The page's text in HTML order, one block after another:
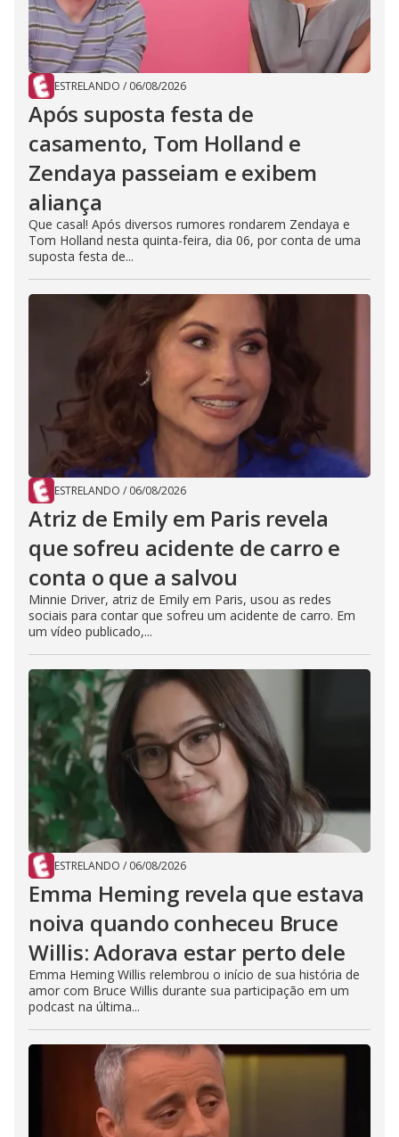
ESTRELANDO / 06/08/2026
Após suposta festa de
casamento, Tom Holland e
Zendaya passeiam e exibem
aliança
Que casal! Após diversos rumores rondarem Zendaya e
Tom Holland nesta quinta-feira, dia 06, por conta de uma
suposta festa de...
ESTRELANDO / 06/08/2026
Atriz de Emily em Paris revela
que sofreu acidente de carro e
conta o que a salvou
Minnie Driver, atriz de Emily em Paris, usou as redes
sociais para contar que sofreu um acidente de carro. Em
um vídeo publicado,...
ESTRELANDO / 06/08/2026
Emma Heming revela que estava
noiva quando conheceu Bruce
Willis: Adorava estar perto dele
Emma Heming Willis relembrou o início de sua história de
amor com Bruce Willis durante sua participação em um
podcast na última...